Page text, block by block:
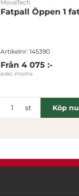
MoveTech
Fatpall Öppen 1
Artikelnr: 145390
Från 4 075 :-
exkl. moms
st Köp nu